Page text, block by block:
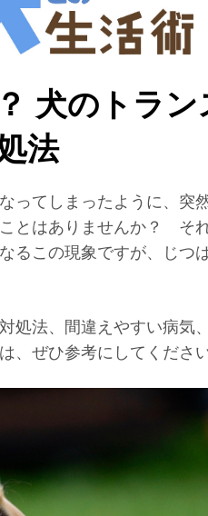
犬のトラ
法
てしまったように、突
とはありませんか？ そ
るこの現象ですが、じつ
処法、間違えやすい病気
、ぜひ参考にしてください